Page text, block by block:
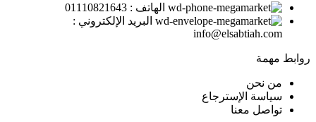
الهاتف : 01110821643
البريد الإلكتروني :
info@elsabtiah.com
روابط مهمة
من نحن
سياسة الإسترجاع
تواصل معنا